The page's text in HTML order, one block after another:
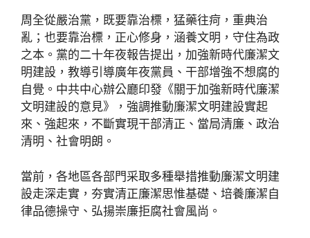
周全從嚴治黨，既要靠治標，猛藥往疴，重典治
亂；也要靠治標，正心修身，涵養文明，守住為政
之本。黨的二十年夜報告提出，加強新時代廉潔文
明建設，教導引導廣年夜黨員、干部增強不想腐的
自覺。中共中心辦公廳印發《關于加強新時代廉潔
文明建設的意見》，強調推動廉潔文明建設實起
來、強起來，不斷實現干部清正、當局清廉、政治
清明、社會明朗。
當前，各地區各部門采取多種舉措推動廉潔文明建
設走深走實，夯實清正廉潔思惟基礎、培養廉潔自
律品德操守、弘揚崇廉拒腐社會風尚。